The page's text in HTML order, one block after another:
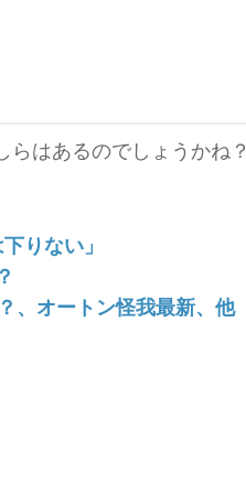
らはあるのでしょうかね？
りない」
、オートン怪我最新、他